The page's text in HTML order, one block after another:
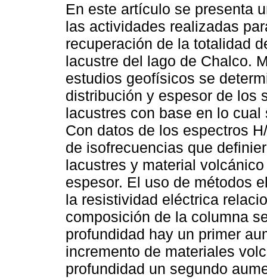
En este artículo se presenta
las actividades realizadas
recuperación de la totalidad
lacustre del lago de Chalco.
estudios geofísicos se
distribución y espesor de los
lacustres con base en lo
Con datos de los espectros
de isofrecuencias que
lacustres y material
espesor. El uso de métodos
la resistividad eléctrica
composición de la columna
profundidad hay un primer
incremento de materiales
profundidad un segundo